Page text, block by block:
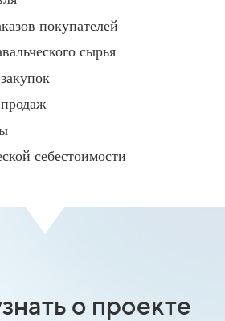
покупателей
сырья
себестоимости
о проекте